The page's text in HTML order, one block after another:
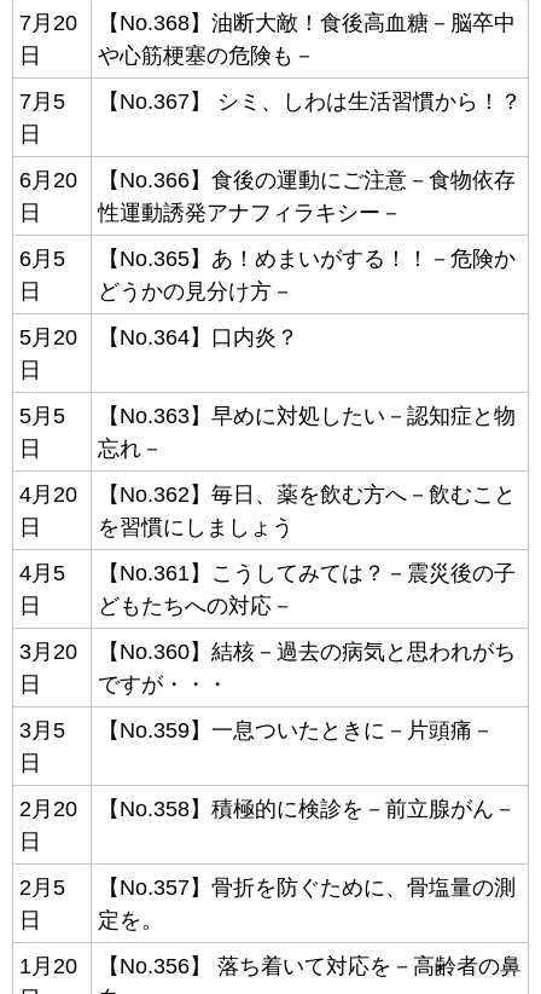
7月20
日
【No.368】油断大敵！食後高血糖－脳卒中
や心筋梗塞の危険も－
7月5
日
【No.367】 シミ、しわは生活習慣から！？
6月20
日
【No.366】食後の運動にご注意－食物依存
性運動誘発アナフィラキシー－
6月5
日
【No.365】あ！めまいがする！！－危険か
どうかの見分け方－
5月20
日
【No.364】口内炎？
5月5
日
【No.363】早めに対処したい－認知症と物
忘れ－
4月20
日
【No.362】毎日、薬を飲む方へ－飲むこと
を習慣にしましょう
4月5
日
【No.361】こうしてみては？－震災後の子
どもたちへの対応－
3月20
日
【No.360】結核－過去の病気と思われがち
ですが・・・
3月5
日
【No.359】一息ついたときに－片頭痛－
2月20
日
【No.358】積極的に検診を－前立腺がん－
2月5
日
【No.357】骨折を防ぐために、骨塩量の測
定を。
1月20
【No.356】 落ち着いて対応を－高齢者の鼻